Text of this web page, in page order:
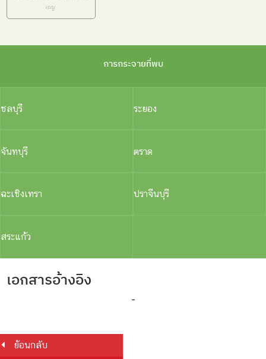
เรณู
การกระจายที่พบ
ชลบุรี ระยอง
จันทบุรี ตราด
ฉะเชิงเทรา ปราจีนบุรี
สระแก้ว
เอกสารอ้างอิง
-
ย้อนกลับ